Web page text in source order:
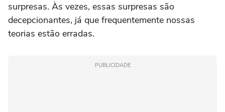
surpresas. Às vezes, essas surpresas são
decepcionantes, já que frequentemente nossas
teorias estão erradas.
PUBLICIDADE